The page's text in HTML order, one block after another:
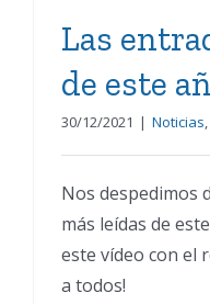
Las
de este
30/12/2021 | Noticias,
Nos despedimos
más leídas de
este vídeo con el
a todos!